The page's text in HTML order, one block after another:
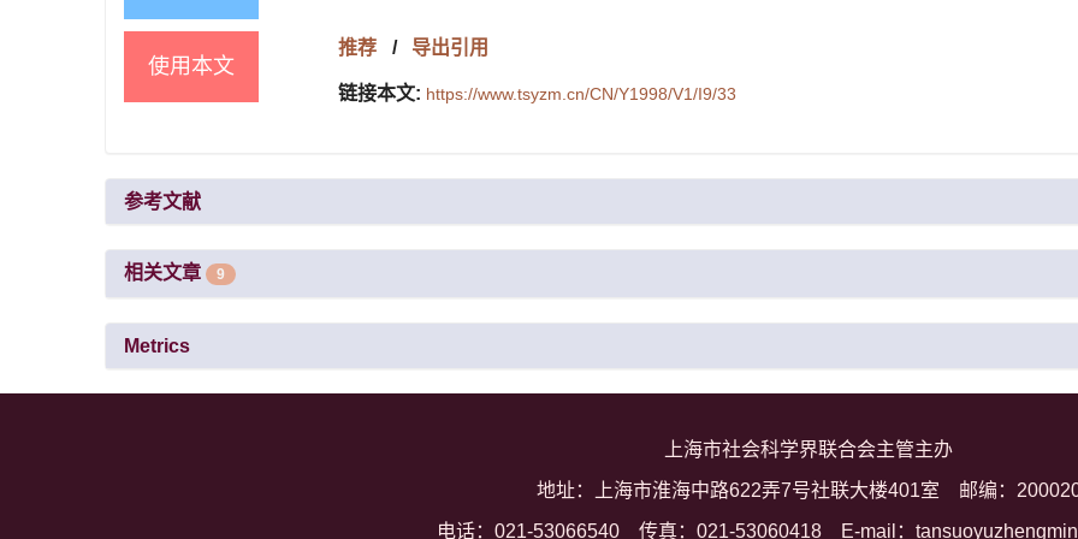
使用本文
推荐 / 导出引用
链接本文: https://www.tsyzm.cn/CN/Y1998/V1/I9/33
参考文献
相关文章 9
Metrics
上海市社会科学界联合会主管主办
地址：上海市淮海中路622弄7号社联大楼401室 邮编：
电话：021-53066540 传真：021-53060418 E-mail：